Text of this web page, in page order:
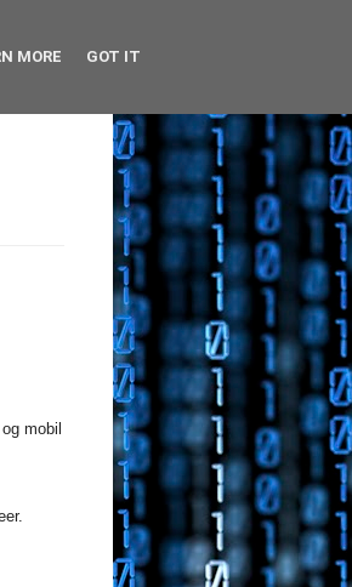
mobil
MORE GOT IT